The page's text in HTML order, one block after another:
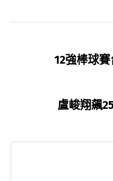
12強棒球
盧峻翔飆